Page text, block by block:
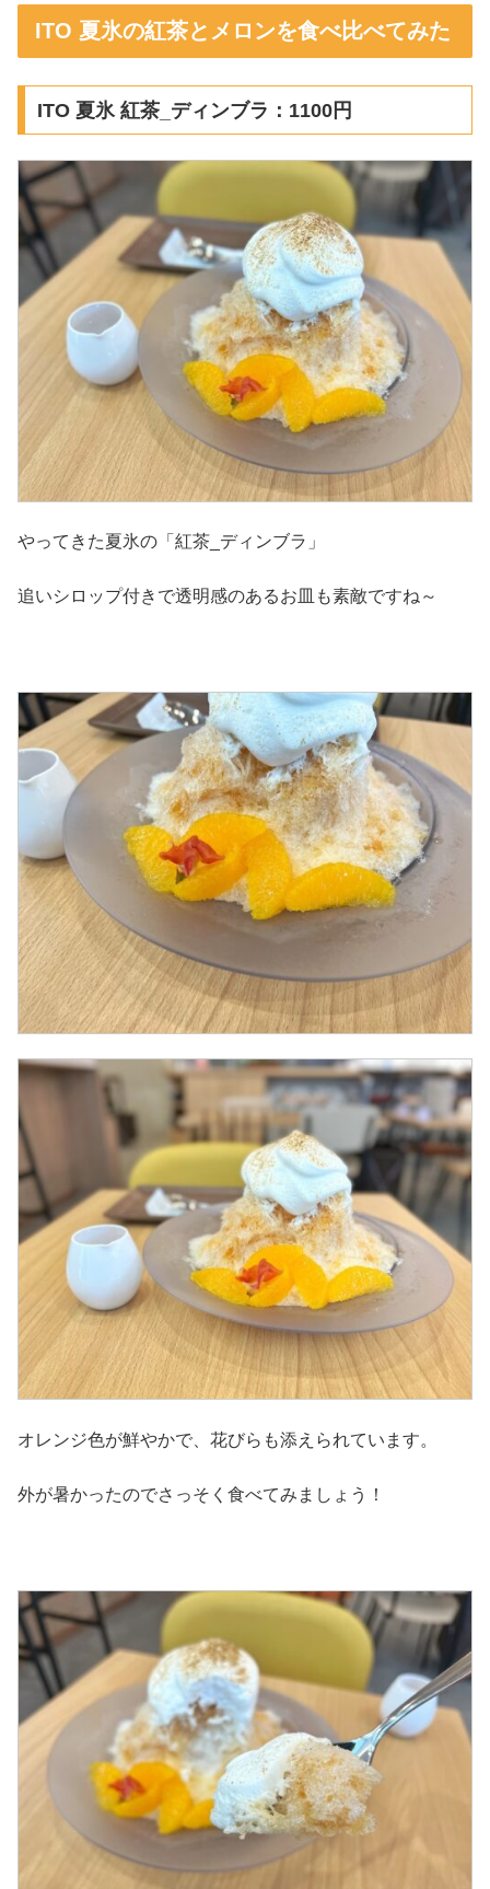
ITO 夏氷の紅茶とメロンを食べ比べてみた
ITO 夏氷 紅茶_ディンブラ：1100円
やってきた夏氷の「紅茶_ディンブラ」
追いシロップ付きで透明感のあるお皿も素敵ですね～
オレンジ色が鮮やかで、花びらも添えられています。
外が暑かったのでさっそく食べてみましょう！